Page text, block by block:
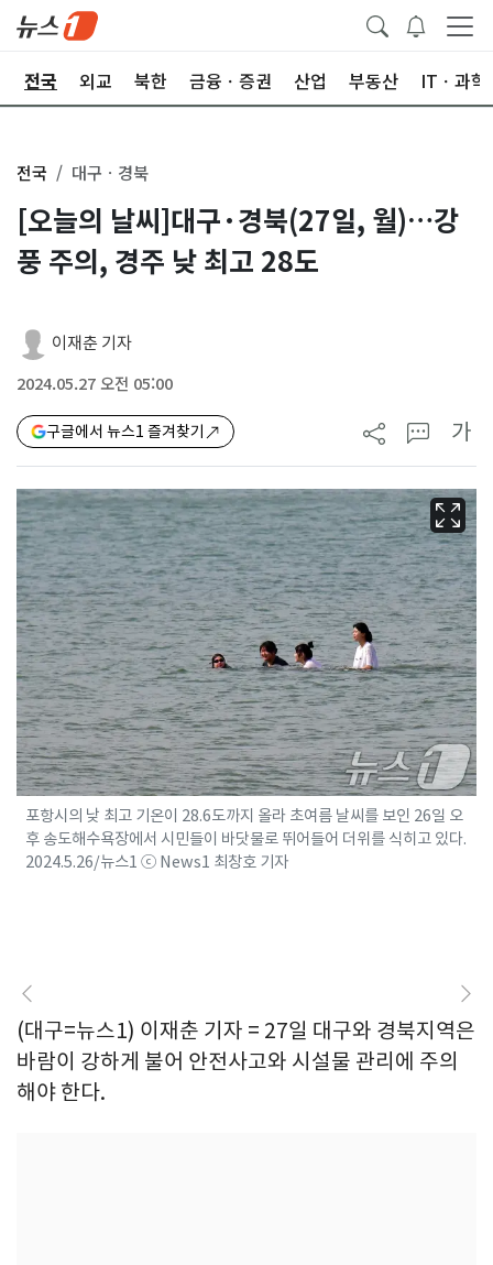
전국 외교 북한 금융ㆍ증권 산업 부동산 ITㆍ과학
전국 대구ㆍ경북
[오늘의 날씨]대구·경북(27일, 월)…강
풍 주의, 경주 낮 최고 28도
이재춘 기자
2024.05.27 오전 05:00
구글에서 뉴스1 즐겨찾기 가
포항시의 낮 최고 기온이 28.6도까지 올라 초여름 날씨를 보인 26일 오
후 송도해수욕장에서 시민들이 바닷물로 뛰어들어 더위를 식히고 있다.
2024.5.26/뉴스1 ⓒ News1 최창호 기자
(대구=뉴스1) 이재춘 기자 = 27일 대구와 경북지역은
바람이 강하게 불어 안전사고와 시설물 관리에 주의
해야 한다.